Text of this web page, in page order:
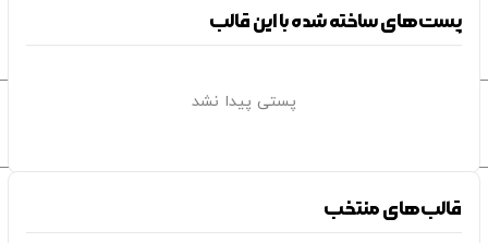
پست‌های ساخته شده با این قالب
پستی پیدا نشد
قالب‌های منتخب